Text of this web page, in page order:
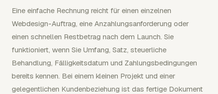
Eine einfache Rechnung reicht für einen einzelnen
Webdesign-Auftrag, eine Anzahlungsanforderung oder
einen schnellen Restbetrag nach dem Launch. Sie
funktioniert, wenn Sie Umfang, Satz, steuerliche
Behandlung, Fälligkeitsdatum und Zahlungsbedingungen
bereits kennen. Bei einem kleinen Projekt und einer
gelegentlichen Kundenbeziehung ist das fertige Dokument